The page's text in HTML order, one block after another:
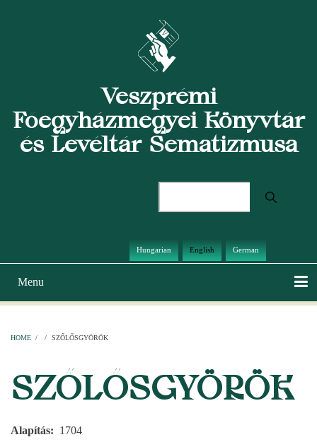
Veszprémi
Főegyházmegyei Könyvtár
és Levéltár Sematizmusa
Hungarian English German
Main
navigation
Menu
HOME / / SZŐLŐSGYÖRÖK
SZŐLŐSGYÖRÖK
Alapítás
1704